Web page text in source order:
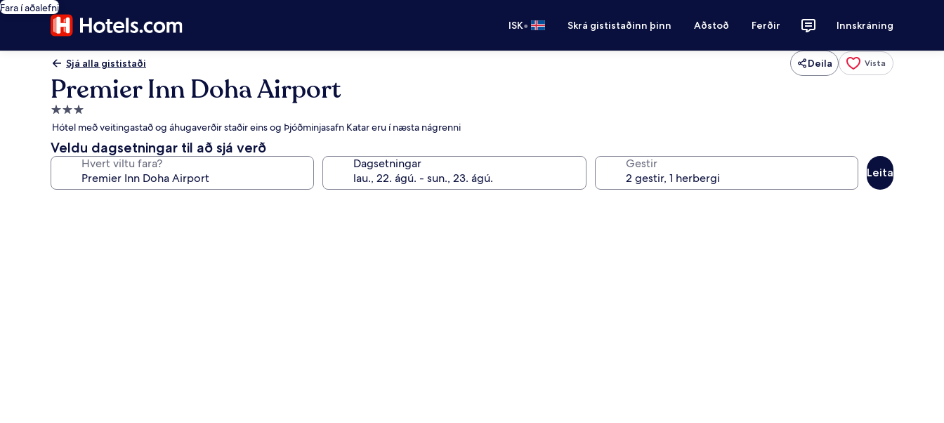
Fara í aðalefni
ISK• Skrá gististaðinn þinn Aðstoð Ferðir Innskráning
Sjá alla gististaði Deila Vista
Premier Inn Doha Airport
3.0
stjörnu
gististaður
Hótel með veitingastað og áhugaverðir staðir eins og Þjóðminjasafn Katar eru í næsta nágrenni
Veldu dagsetningar til að sjá verð
Hvert viltu fara? Dagsetningar Gestir
Leita